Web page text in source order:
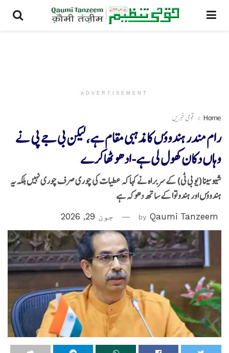
ADVERTISEMENT
Home قومی خبریں
رام مندر ہندوؤں کا مذہبی مقام ہے، لیکن بی جے پی نے
وہاں دکان کھول لی ہے-ادھو ٹھاکرے
شیوسینا (یو بی ٹی) کے سربراہ نے کہا کہ عطیات کی چوری صرف چوری نہیں بلکہ یہ
ہندوؤں اور ہندوتوا کے ساتھ دھوکہ ہے
by Qaumi Tanzeem جون 29, 2026